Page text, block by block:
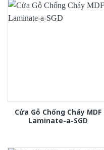
Cửa Gỗ Chống Cháy MDF
Laminate-a-SGD